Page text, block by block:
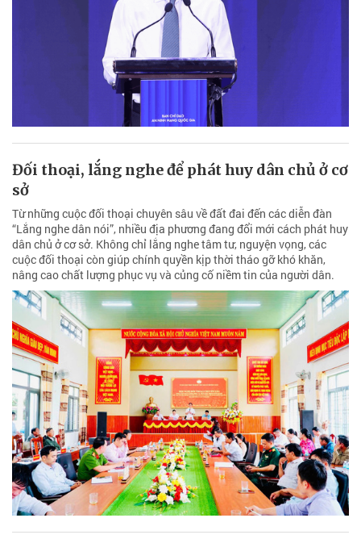
Đối thoại, lắng nghe để phát huy dân chủ ở cơ
sở
Từ những cuộc đối thoại chuyên sâu về đất đai đến các diễn đàn
“Lắng nghe dân nói”, nhiều địa phương đang đổi mới cách phát huy
dân chủ ở cơ sở. Không chỉ lắng nghe tâm tư, nguyện vọng, các
cuộc đối thoại còn giúp chính quyền kịp thời tháo gỡ khó khăn,
nâng cao chất lượng phục vụ và củng cố niềm tin của người dân.